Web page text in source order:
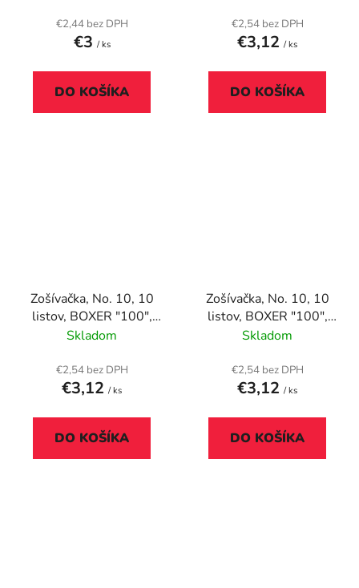
€2,44 bez DPH
€3 / ks
DO KOŠÍKA
€2,54 bez DPH
€3,12 / ks
DO KOŠÍKA
Zošívačka, No. 10, 10
listov, BOXER "100",
čierna
Skladom
€2,54 bez DPH
€3,12 / ks
DO KOŠÍKA
Zošívačka, No. 10, 10
listov, BOXER "100",
modrá
Skladom
€2,54 bez DPH
€3,12 / ks
DO KOŠÍKA